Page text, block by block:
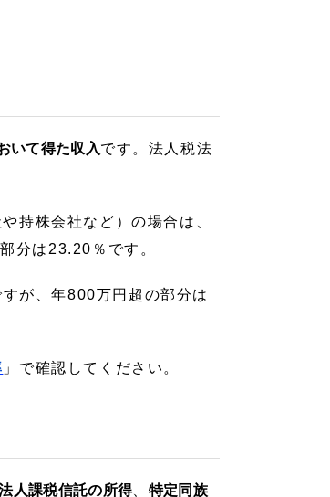
いて得た収入です。法人税法
持株会社など）の場合は、
分は23.20％です。
が、年800万円超の部分は
」で確認してください。
人課税信託の所得、 特定同族